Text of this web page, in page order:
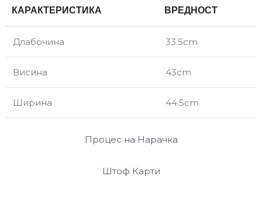
Процес на Нарачка
Штоф Карти
КАРАКТЕРИСТИКА ВРЕДНОСТ
Длабочина 33.5cm
Висина 43cm
Ширина 44.5cm